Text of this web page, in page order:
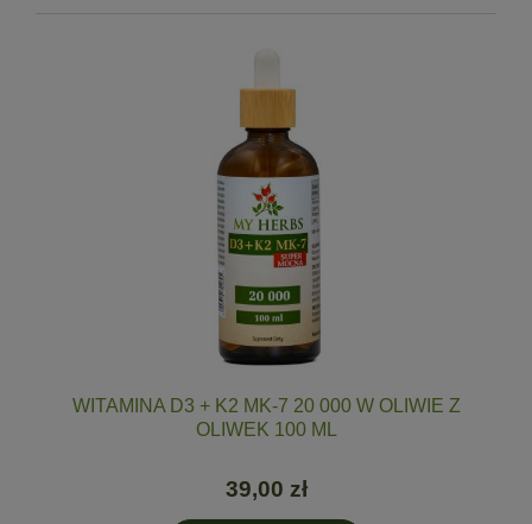
WITAMINA D3 + K2 MK-7 20 000 W OLIWIE Z
OLIWEK 100 ML
39,00 zł